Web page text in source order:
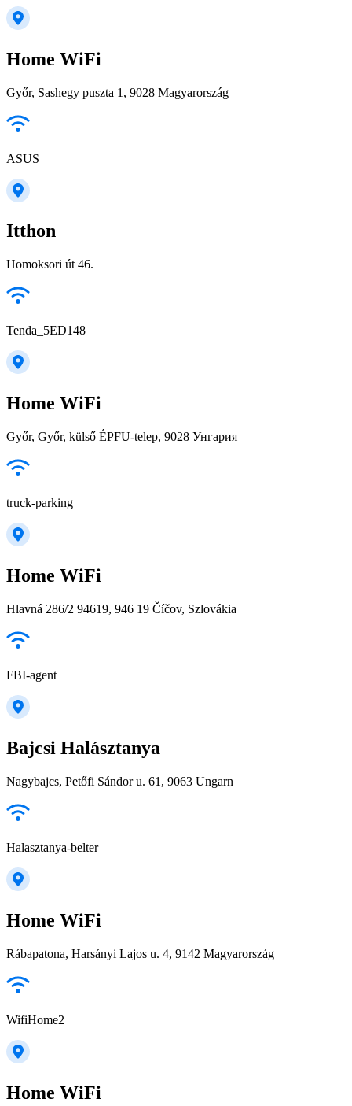
Home WiFi
Győr, Sashegy puszta 1, 9028 Magyarország
ASUS
Itthon
Homoksori út 46.
Tenda_5ED148
Home WiFi
Győr, Győr, külső ÉPFU-telep, 9028 Унгария
truck-parking
Home WiFi
Hlavná 286/2 94619, 946 19 Číčov, Szlovákia
FBI-agent
Bajcsi Halásztanya
Nagybajcs, Petőfi Sándor u. 61, 9063 Ungarn
Halasztanya-belter
Home WiFi
Rábapatona, Harsányi Lajos u. 4, 9142 Magyarország
WifiHome2
Home WiFi